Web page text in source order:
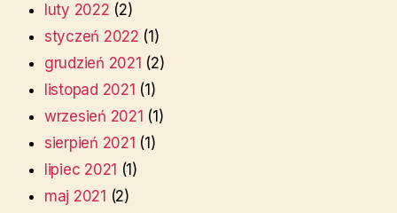
luty 2022 (2)
styczeń 2022 (1)
grudzień 2021 (2)
listopad 2021 (1)
wrzesień 2021 (1)
sierpień 2021 (1)
lipiec 2021 (1)
maj 2021 (2)